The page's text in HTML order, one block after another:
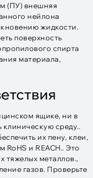
(ПУ) внешняя
нейлона
жидкости.
поверхность
спирта
материала,
ящике, ни в
клиническую среду..
их пену, клеи,
RoHS и REACH.. Это
тяжелых металлов.,
газов. Проверьте